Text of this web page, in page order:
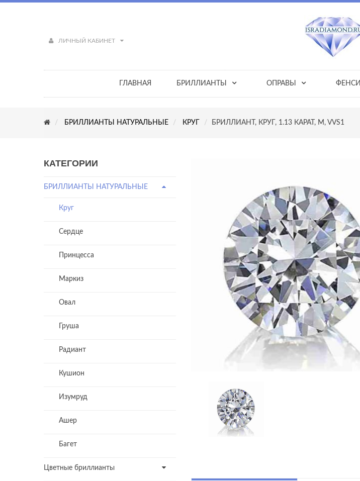
ЛИЧНЫЙ КАБИНЕТ
ГЛАВНАЯ БРИЛЛИАНТЫ ОПРАВЫ ФЕНСИ
БРИЛЛИАНТЫ НАТУРАЛЬНЫЕ КРУГ БРИЛЛИАНТ, КРУГ, 1.13 КАРАТ, M, VVS1
КАТЕГОРИИ
БРИЛЛИАНТЫ НАТУРАЛЬНЫЕ
Круг
Сердце
Принцесса
Маркиз
Овал
Груша
Радиант
Кушион
Изумруд
Ашер
Багет
Цветные бриллианты